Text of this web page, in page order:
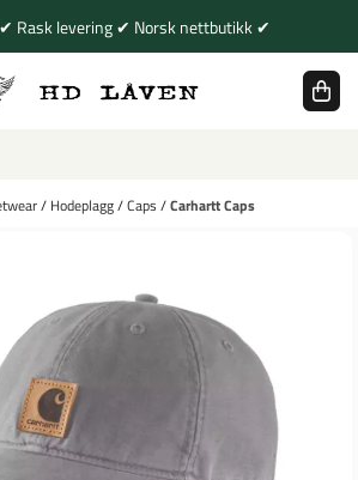
Rask levering ✔ Norsk nettbutikk ✔
/ Hodeplagg/Caps /Carhartt Caps